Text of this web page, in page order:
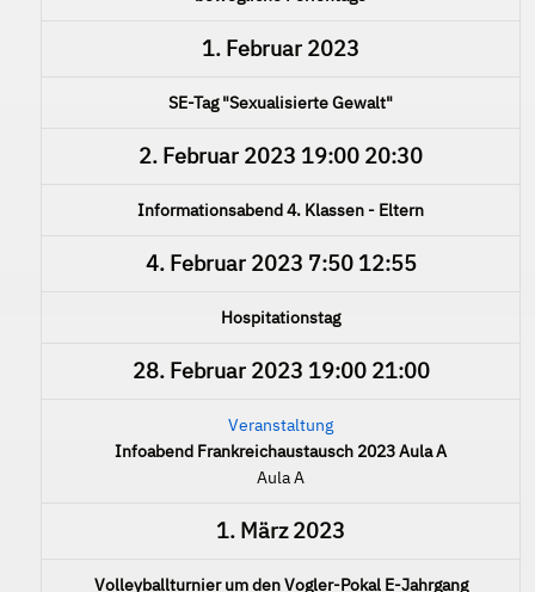
1. Februar 2023
SE-Tag "Sexualisierte Gewalt"
2. Februar 2023 19:00 20:30
Informationsabend 4. Klassen - Eltern
4. Februar 2023 7:50 12:55
Hospitationstag
28. Februar 2023 19:00 21:00
Veranstaltung
Infoabend Frankreichaustausch 2023 Aula A
Aula A
1. März 2023
Volleyballturnier um den Vogler-Pokal E-Jahrgang